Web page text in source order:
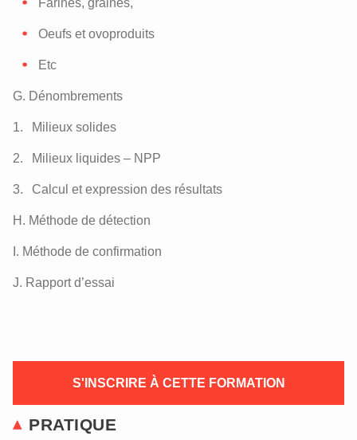
Farines, graines,
Oeufs et ovoproduits
Etc
G. Dénombrements
Milieux solides
Milieux liquides – NPP
Calcul et expression des résultats
H. Méthode de détection
I. Méthode de confirmation
J. Rapport d’essai
S'INSCRIRE À CETTE FORMATION
PRATIQUE